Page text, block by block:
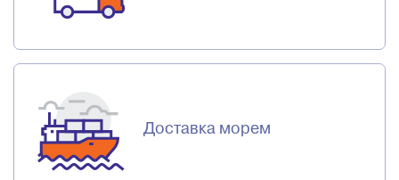
Доставка морем